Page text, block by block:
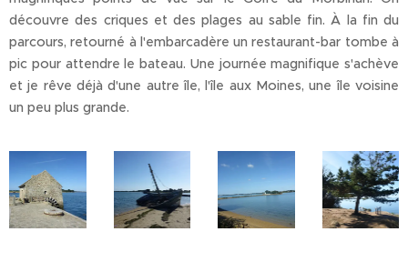
découvre des criques et des plages au sable fin. À la fin du
parcours, retourné à l'embarcadère un restaurant-bar tombe à
pic pour attendre le bateau. Une journée magnifique s'achève
et je rêve déjà d'une autre île, l'île aux Moines, une île voisine
un peu plus grande.